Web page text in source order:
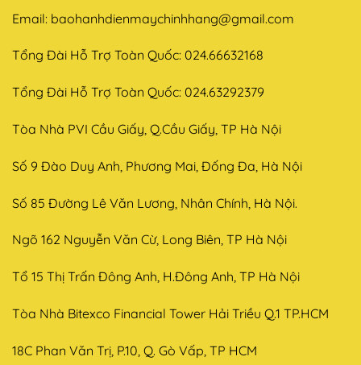
Email: baohanhdienmaychinhhang@gmail.com
Tổng Đài Hỗ Trợ Toàn Quốc: 024.66632168
Tổng Đài Hỗ Trợ Toàn Quốc: 024.63292379
Tòa Nhà PVI Cầu Giấy, Q.Cầu Giấy, TP Hà Nội
Số 9 Đào Duy Anh, Phương Mai, Đống Đa, Hà Nội
Số 85 Đường Lê Văn Lương, Nhân Chính, Hà Nội.
Ngõ 162 Nguyễn Văn Cừ, Long Biên, TP Hà Nội
Tổ 15 Thị Trấn Đông Anh, H.Đông Anh, TP Hà Nội
Tòa Nhà Bitexco Financial Tower Hải Triều Q.1 TP.HCM
18C Phan Văn Trị, P.10, Q. Gò Vấp, TP HCM